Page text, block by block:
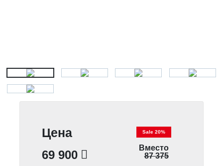
Цена
69 900
Sale 20%
Вместо
87 375